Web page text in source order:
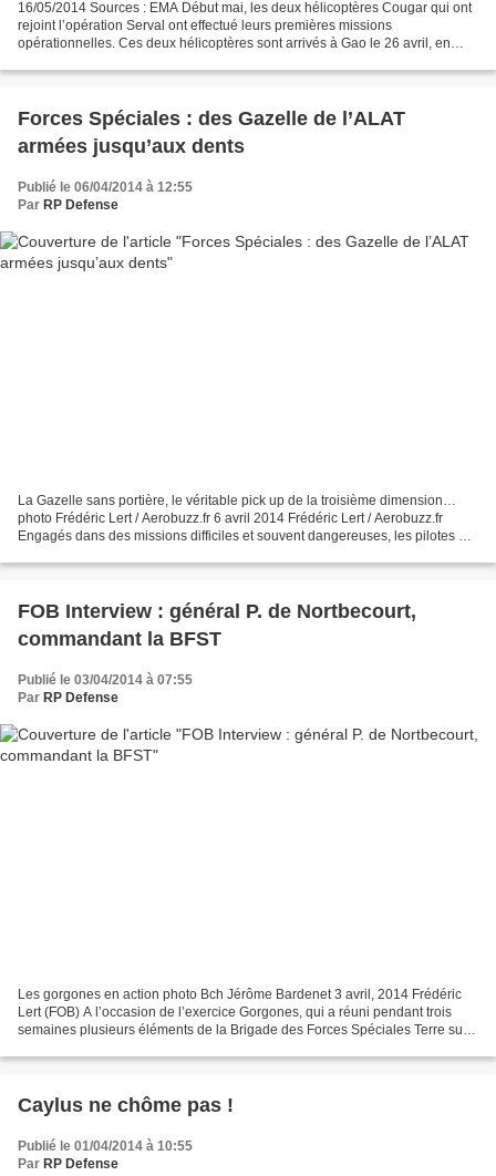
16/05/2014 Sources : EMA Début mai, les deux hélicoptères Cougar qui ont
rejoint l’opération Serval ont effectué leurs premières missions
opérationnelles. Ces deux hélicoptères sont arrivés à Gao le 26 avril, en
Forces Spéciales : des Gazelle de l’ALAT
armées jusqu’aux dents
Publié le 06/04/2014 à 12:55
Par RP Defense
La Gazelle sans portière, le véritable pick up de la troisième dimension…
photo Frédéric Lert / Aerobuzz.fr 6 avril 2014 Frédéric Lert / Aerobuzz.fr
Engagés dans des missions difficiles et souvent dangereuses, les pilotes de
FOB Interview : général P. de Nortbecourt,
commandant la BFST
Publié le 03/04/2014 à 07:55
Par RP Defense
Les gorgones en action photo Bch Jérôme Bardenet 3 avril, 2014 Frédéric
Lert (FOB) A l’occasion de l’exercice Gorgones, qui a réuni pendant trois
semaines plusieurs éléments de la Brigade des Forces Spéciales Terre sur
Caylus ne chôme pas !
Publié le 01/04/2014 à 10:55
Par RP Defense